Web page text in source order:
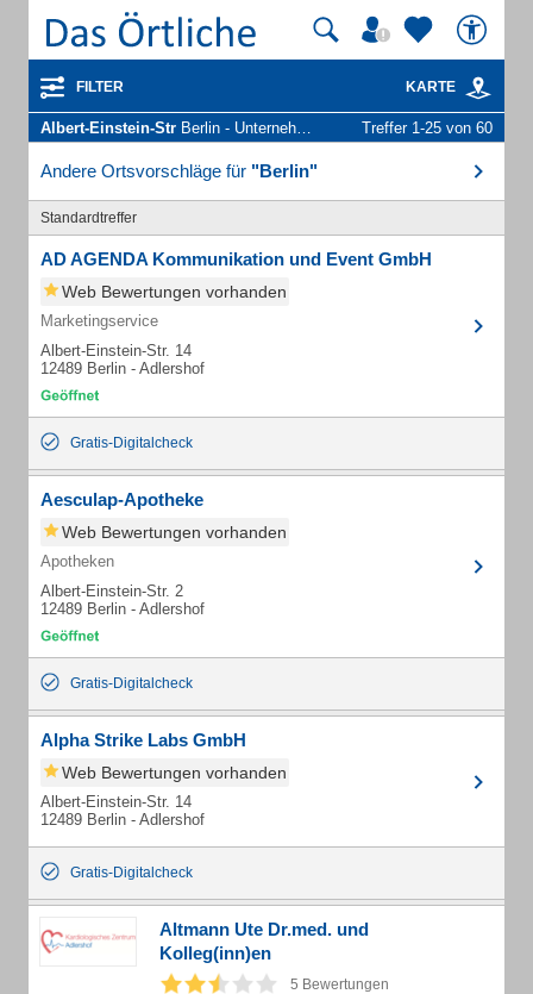
FILTER KARTE
Albert-Einstein-Str Berlin - Unternehmen und Personen Treffer 1-25 von 60
Andere Ortsvorschläge für "Berlin"
Standardtreffer
AD AGENDA Kommunikation und Event GmbH
Web Bewertungen vorhanden
Marketingservice
Albert-Einstein-Str. 14
12489 Berlin - Adlershof
Gratis-Digitalcheck
Aesculap-Apotheke
Web Bewertungen vorhanden
Apotheken
Albert-Einstein-Str. 2
12489 Berlin - Adlershof
Gratis-Digitalcheck
Alpha Strike Labs GmbH
Web Bewertungen vorhanden
Albert-Einstein-Str. 14
12489 Berlin - Adlershof
Gratis-Digitalcheck
Altmann Ute Dr.med. und
Kolleg(inn)en
5 Bewertungen